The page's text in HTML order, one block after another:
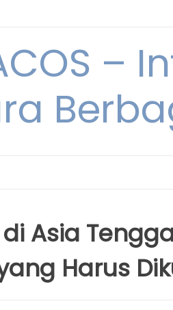
–
Asia
Harus